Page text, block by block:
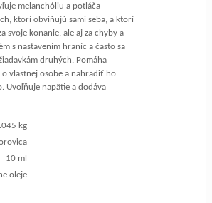
melanchóliu a potláča
ktorí obviňujú sami seba, a ktorí
svoje konanie, ale aj za chyby a
s nastavením hraníc a často sa
druhých. Pomáha
vlastnej osobe a nahradiť ho
Uvoľňuje napätie a dodáva
kg
10 ml
oleje